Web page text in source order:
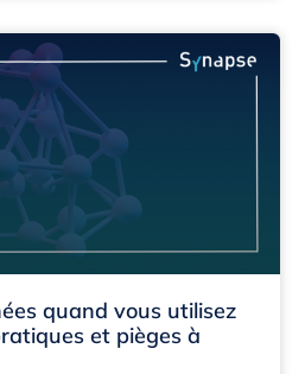
quand vous utilisez
et pièges à